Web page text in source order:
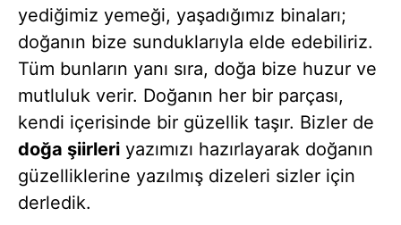
yediğimiz yemeği, yaşadığımız binaları;
doğanın bize sunduklarıyla elde edebiliriz.
Tüm bunların yanı sıra, doğa bize huzur ve
mutluluk verir. Doğanın her bir parçası,
kendi içerisinde bir güzellik taşır. Bizler de
doğa şiirleri yazımızı hazırlayarak doğanın
güzelliklerine yazılmış dizeleri sizler için
derledik.